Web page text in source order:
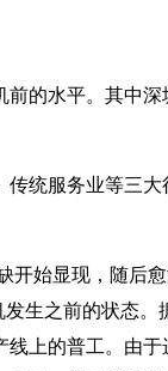
的水平。其中
统服务业等三
开始显现，随后
生之前的状态。
上的普工。由